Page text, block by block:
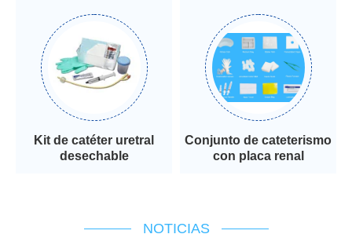
Kit de catéter uretral
desechable
Conjunto de cateterismo
con placa renal
NOTICIAS